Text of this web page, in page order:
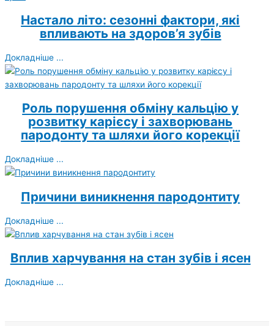
Настало літо: сезонні фактори, які
впливають на здоров’я зубів
Докладніше ...
Роль порушення обміну кальцію у
розвитку карієсу і захворювань
пародонту та шляхи його корекції
Докладніше ...
Причини виникнення пародонтиту
Докладніше ...
Вплив харчування на стан зубів і ясен
Докладніше ...